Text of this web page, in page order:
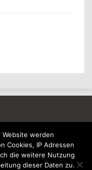
werden
Cookies, IP Adressen
die weitere Nutzung
dieser Daten zu.